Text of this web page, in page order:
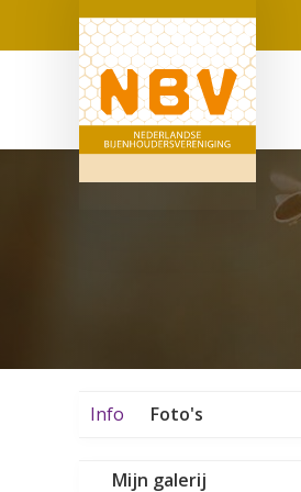
Info Foto's
Mijn galerij